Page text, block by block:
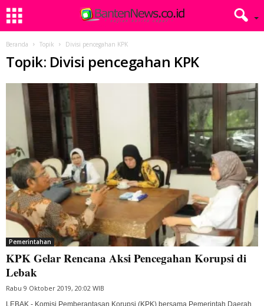
Beranda Topik Divisi pencegahan KPK
Topik: Divisi pencegahan KPK
Pemerintahan
KPK Gelar Rencana Aksi Pencegahan Korupsi di
Lebak
Rabu 9 Oktober 2019, 20:02 WIB
LEBAK - Komisi Pemberantasan Korupsi (KPK) bersama Pemerintah Daerah